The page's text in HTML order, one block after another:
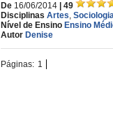
De 16/06/2014
| 49
Disciplinas Artes,
Nível de Ensino Ensino
Autor Denise
Páginas: 1